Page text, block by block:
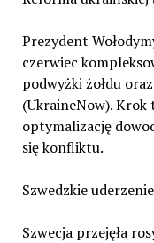
Prezydent
czerwiec
podwyżki żołdu
(UkraineNow).
optymalizację
się konfliktu.
Szwedzkie
Szwecja przejęła